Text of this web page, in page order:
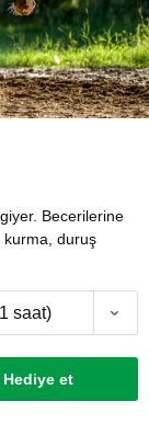
Becerilerine
kurma, duruş
saat)
Hediye et